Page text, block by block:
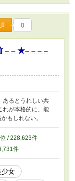
0
– – ★– – – –
るとうれしい共
が本格的に、能
もしれない。
位 / 228,623件
件
少女